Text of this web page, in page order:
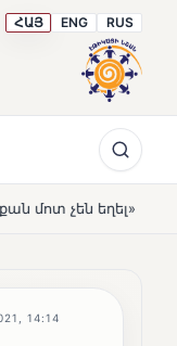
ՀԱՅ ENG RUS
HOT
14:14